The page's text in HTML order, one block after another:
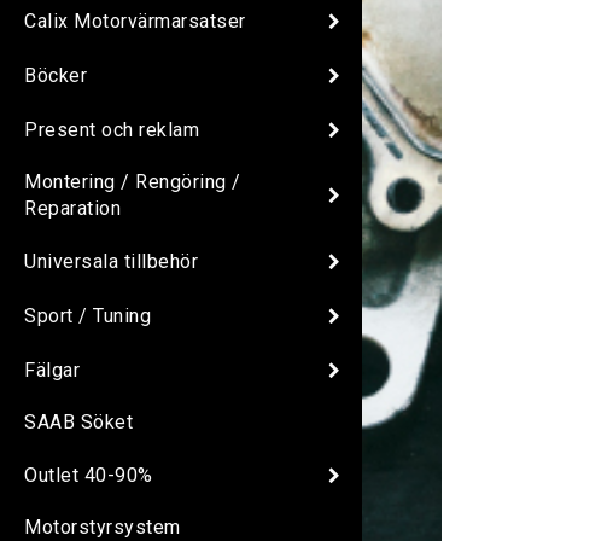
Calix Motorvärmarsatser
Böcker
Present och reklam
Montering / Rengöring /
Reparation
Universala tillbehör
Sport / Tuning
Fälgar
SAAB Söket
Outlet 40-90%
Motorstyrsystem